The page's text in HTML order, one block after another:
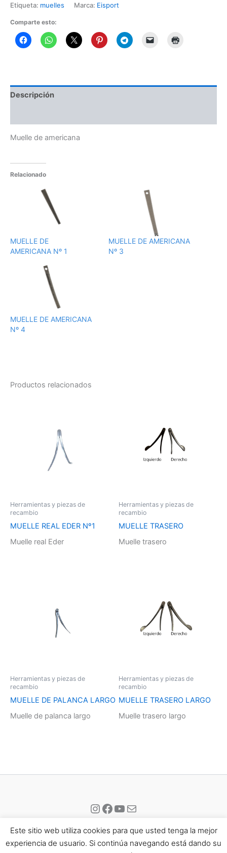
Etiqueta: muelles Marca: Eisport
Comparte esto:
Descripción
Muelle de americana
Relacionado
MUELLE DE
AMERICANA Nº 1
MUELLE DE AMERICANA
Nº 3
MUELLE DE AMERICANA
Nº 4
Productos relacionados
Herramientas y piezas de
recambio
MUELLE REAL EDER Nº1
Muelle real Eder
Herramientas y piezas de
recambio
MUELLE TRASERO
Muelle trasero
Herramientas y piezas de
recambio
MUELLE DE PALANCA LARGO
Muelle de palanca largo
Herramientas y piezas de
recambio
MUELLE TRASERO LARGO
Muelle trasero largo
Instagram
Facebook
YouTube
Correo electrónico
Este sitio web utiliza cookies para que usted tenga la mejor
experiencia de usuario. Si continúa navegando está dando su